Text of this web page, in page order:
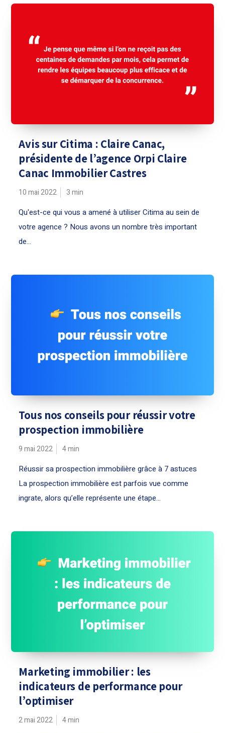
Avis sur Citima : Claire Canac,
présidente de l’agence Orpi Claire
Canac Immobilier Castres
10 mai 2022 3 min
Qu'est-ce qui vous a amené à utiliser Citima au sein de
votre agence ? Nous avons un nombre très important
de...
Tous nos conseils pour réussir votre
prospection immobilière
9 mai 2022 4min
Réussir sa prospection immobilière grâce à 7 astuces
La prospection immobilière est parfois vue comme
ingrate, alors qu’elle représente une étape...
Marketing immobilier : les
indicateurs de performance pour
l’optimiser
2 mai 2022 4min